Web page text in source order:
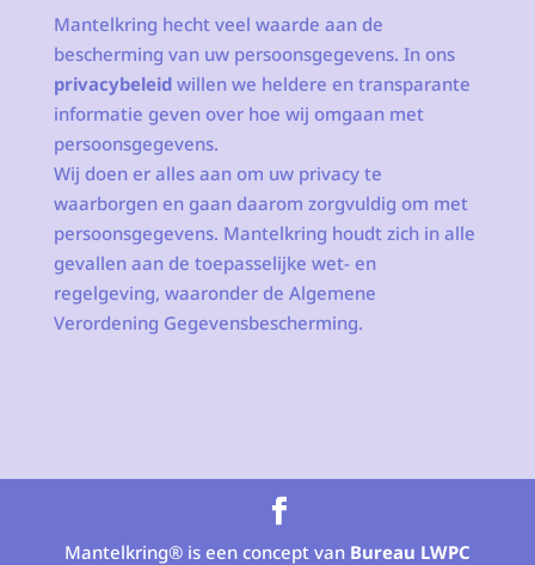
Mantelkring hecht veel waarde aan de
bescherming van uw persoonsgegevens. In ons
privacybeleidwillen we heldere en transparante
informatie geven over hoe wij omgaan met
persoonsgegevens.
Wij doen er alles aan om uw privacy te
waarborgen en gaan daarom zorgvuldig om met
persoonsgegevens. Mantelkring houdt zich in alle
gevallen aan de toepasselijke wet- en
regelgeving, waaronder de Algemene
Verordening Gegevensbescherming.
Mantelkring® is een concept van Bureau LWPC